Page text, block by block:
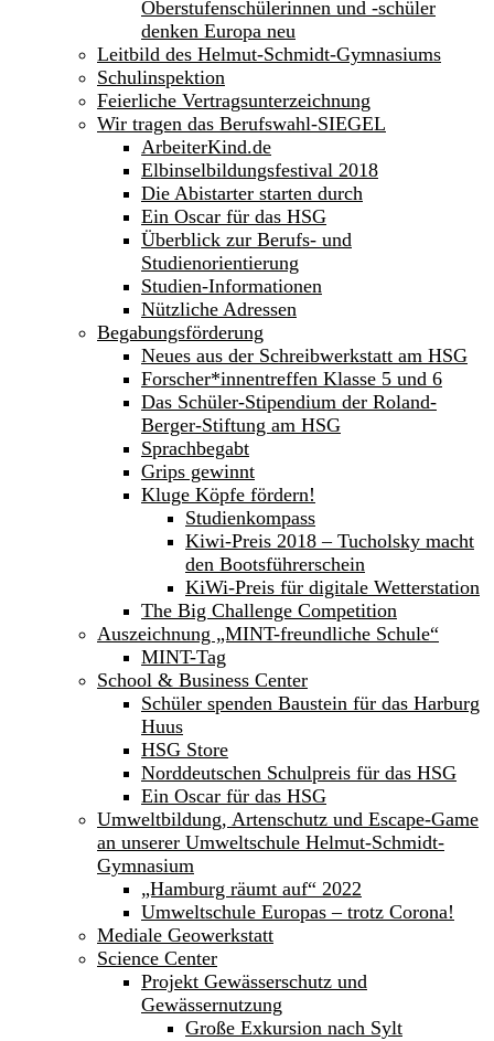
Oberstufenschülerinnen und -schüler
denken Europa neu
Leitbild des Helmut-Schmidt-Gymnasiums
Schulinspektion
Feierliche Vertragsunterzeichnung
Wir tragen das Berufswahl-SIEGEL
ArbeiterKind.de
Elbinselbildungsfestival 2018
Die Abistarter starten durch
Ein Oscar für das HSG
Überblick zur Berufs- und
Studienorientierung
Studien-Informationen
Nützliche Adressen
Begabungsförderung
Neues aus der Schreibwerkstatt am HSG
Forscher*innentreffen Klasse 5 und 6
Das Schüler-Stipendium der Roland-
Berger-Stiftung am HSG
Sprachbegabt
Grips gewinnt
Kluge Köpfe fördern!
Studienkompass
Kiwi-Preis 2018 – Tucholsky macht
den Bootsführerschein
KiWi-Preis für digitale Wetterstation
The Big Challenge Competition
Auszeichnung „MINT-freundliche Schule“
MINT-Tag
School & Business Center
Schüler spenden Baustein für das Harburg
Huus
HSG Store
Norddeutschen Schulpreis für das HSG
Ein Oscar für das HSG
Umweltbildung, Artenschutz und Escape-Game
an unserer Umweltschule Helmut-Schmidt-
Gymnasium
„Hamburg räumt auf“ 2022
Umweltschule Europas – trotz Corona!
Mediale Geowerkstatt
Science Center
Projekt Gewässerschutz und
Gewässernutzung
Große Exkursion nach Sylt